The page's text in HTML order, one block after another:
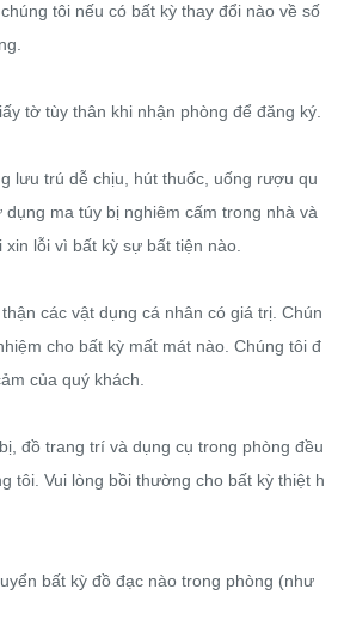
tôi nếu có bất kỳ thay đổi nào về số
tờ tùy thân khi nhận phòng để đăng ký.
lưu trú dễ chịu, hút thuốc, uống rượu qu
ma túy bị nghiêm cấm trong nhà và
lỗi vì bất kỳ sự bất tiện nào.
các vật dụng cá nhân có giá trị. Chún
cho bất kỳ mất mát nào. Chúng tôi đ
của quý khách.
đồ trang trí và dụng cụ trong phòng đều
tôi. Vui lòng bồi thường cho bất kỳ thiệt h
bất kỳ đồ đạc nào trong phòng (như